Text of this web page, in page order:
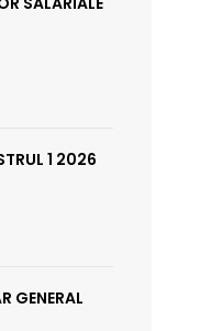
1 2026
GENERAL